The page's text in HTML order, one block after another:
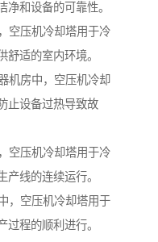
净和设备的可靠性。
空压机冷却塔用于冷
适的室内环境。
机房中，空压机冷却
止设备过热导致故
空压机冷却塔用于冷
线的连续运行。
，空压机冷却塔用于
过程的顺利进行。